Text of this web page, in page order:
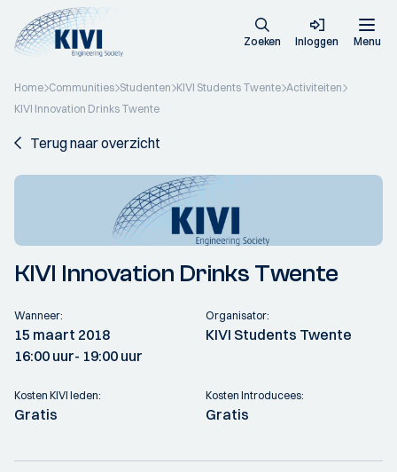
Zoeken Inloggen Menu
Home Communities Studenten KIVI Students Twente Activiteiten
KIVI Innovation Drinks Twente
Terug naar overzicht
KIVI Innovation Drinks Twente
Wanneer:
15 maart 2018
16:00 uur- 19:00 uur
Organisator:
KIVI Students Twente
Kosten KIVI leden:
Gratis
Kosten Introducees:
Gratis